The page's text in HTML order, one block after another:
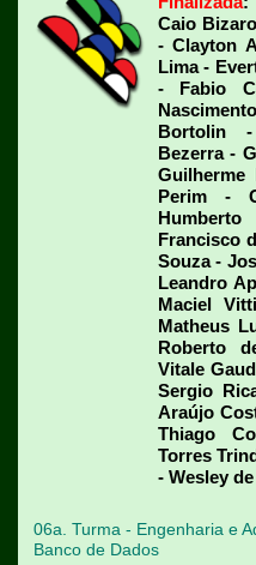
Caio
- Clayton
Lima -
- Fabio
Bortolin
Bezerra -
Guilherme
Perim -
Francisco
Souza -
Leandro
Maciel
Matheus
Roberto
Vitale
Sergio
Araújo
Thiago
Torres
- Wesley
06a. Turma - Engenharia e
Banco de Dados